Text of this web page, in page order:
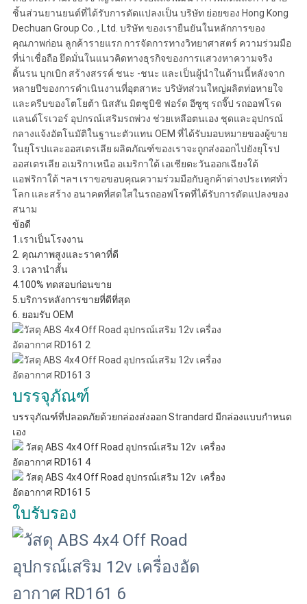
ชิ้นส่วนยานยนต์ที่ได้รับการดัดแปลงเป็น บริษัท ย่อยของ Hong Kong
Dechuan Group Co. , Ltd. บริษัท ของเรายืนยันในหลักการของ
คุณภาพก่อน ลูกค้ารายแรก การจัดการทางวิทยาศาสตร์ ความร่วมมือ
ที่น่าเชื่อถือ ยึดมั่นในแนวคิดทางธุรกิจของการแสวงหาความจริง
ดิ้นรน บุกเบิก สร้างสรรค์ ชนะ -ชนะ และเป็นผู้นำในด้านนี้หลังจาก
หลายปีของการดำเนินงานที่อุตสาหะ บริษัทส่วนใหญ่ผลิตท่อหายใจ
และครีบของโตโยต้า นิสสัน มิตซูบิชิ ฟอร์ด อีซูซุ รถจี๊ป รถออฟโรด
แลนด์โรเวอร์ อุปกรณ์เสริมรถพ่วง ช่วยเหลือตนเอง ชุดและอุปกรณ์
กลางแจ้งอัตโนมัติในฐานะตัวแทน OEM ที่ได้รับมอบหมายของผู้ขาย
ในยุโรปและออสเตรเลีย ผลิตภัณฑ์ของเราจะถูกส่งออกไปยังยุโรป
ออสเตรเลีย อเมริกาเหนือ อเมริกาใต้ เอเชียตะวันออกเฉียงใต้
แอฟริกาใต้ ฯลฯ เราขอขอบคุณความร่วมมือกับลูกค้าต่างประเทศทั่ว
โลก และสร้าง อนาคตที่สดใสในรถออฟโรดที่ได้รับการดัดแปลงของ
สนาม
ข้อดี
1.เราเป็นโรงงาน
2. คุณภาพสูงและราคาที่ดี
3. เวลานำสั้น
4.100% ทดสอบก่อนขาย
5.บริการหลังการขายที่ดีที่สุด
6. ยอมรับ OEM
บรรจุภัณฑ์
บรรจุภัณฑ์ที่ปลอดภัยด้วยกล่องส่งออก Strandard มีกล่องแบบกำหนด
เอง
ใบรับรอง